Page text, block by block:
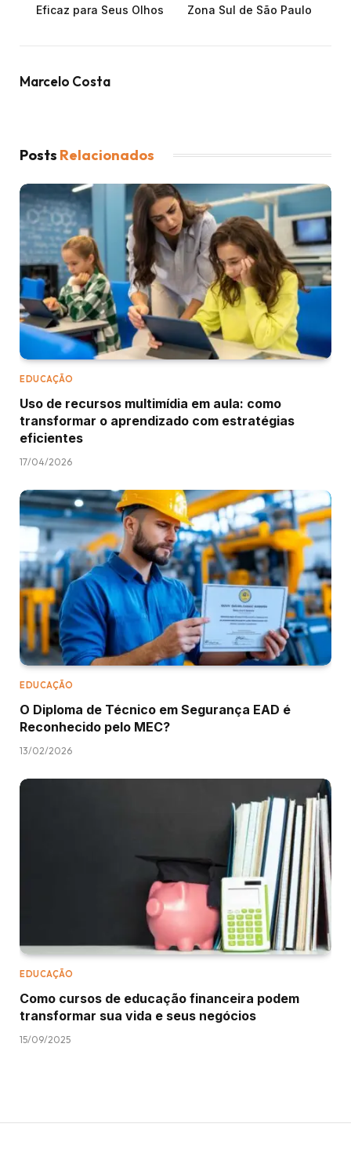
Eficaz para Seus Olhos Zona Sul de São Paulo
Marcelo Costa
Posts Relacionados
EDUCAÇÃO
Uso de recursos multimídia em aula: como
transformar o aprendizado com estratégias
eficientes
17/04/2026
EDUCAÇÃO
O Diploma de Técnico em Segurança EAD é
Reconhecido pelo MEC?
13/02/2026
EDUCAÇÃO
Como cursos de educação financeira podem
transformar sua vida e seus negócios
15/09/2025